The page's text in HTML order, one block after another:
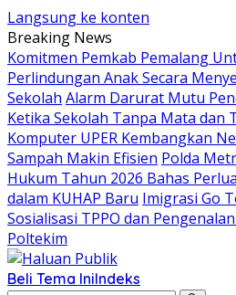
Langsung ke konten
Breaking News
Komitmen Pemkab Pemalang
Perlindungan Anak Secara
Sekolah Alarm Darurat Mutu
Ketika Sekolah Tanpa Mata dan
Komputer UPER Kembangkan
Sampah Makin Efisien Polda
Hukum Tahun 2026 Bahas
dalam KUHAP Baru Imigrasi Go
Sosialisasi TPPO dan
Poltekim
Beli Tema IniIndeks